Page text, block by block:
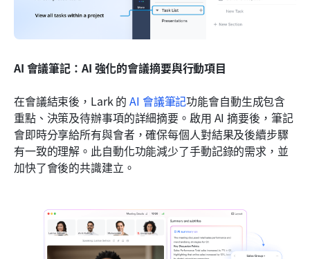
AI 會議筆記：AI 強化的會議摘要與行動項目
在會議結束後，Lark 的 AI 會議筆記功能會自動生成包含
重點、決策及待辦事項的詳細摘要。啟用 AI 摘要後，筆記
會即時分享給所有與會者，確保每個人對結果及後續步驟
有一致的理解。此自動化功能減少了手動記錄的需求，並
加快了會後的共識建立。